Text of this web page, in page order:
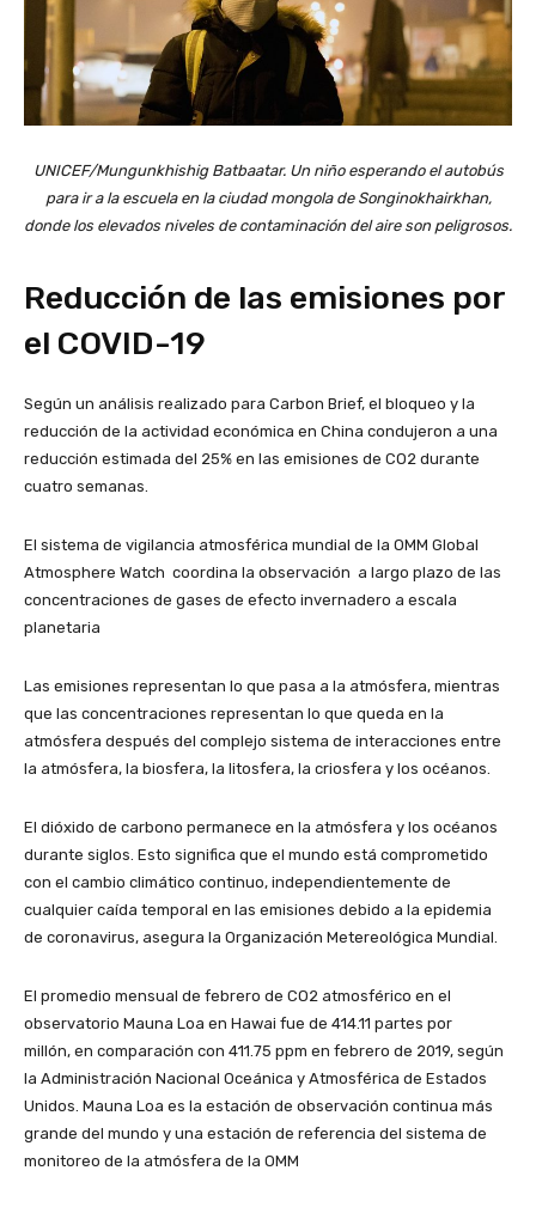
UNICEF/Mungunkhishig Batbaatar. Un niño esperando el autobús
para ir a la escuela en la ciudad mongola de Songinokhairkhan,
donde los elevados niveles de contaminación del aire son peligrosos.
Reducción de las emisiones por
el COVID-19
Según un análisis realizado para Carbon Brief, el bloqueo y la
reducción de la actividad económica en China condujeron a una
reducción estimada del 25% en las emisiones de CO2 durante
cuatro semanas.
El sistema de vigilancia atmosférica mundial de la OMM Global
Atmosphere Watch coordina la observación a largo plazo de las
concentraciones de gases de efecto invernadero a escala
planetaria
Las emisiones representan lo que pasa a la atmósfera, mientras
que las concentraciones representan lo que queda en la
atmósfera después del complejo sistema de interacciones entre
la atmósfera, la biosfera, la litosfera, la criosfera y los océanos.
El dióxido de carbono permanece en la atmósfera y los océanos
durante siglos. Esto significa que el mundo está comprometido
con el cambio climático continuo, independientemente de
cualquier caída temporal en las emisiones debido a la epidemia
de coronavirus, asegura la Organización Metereológica Mundial.
El promedio mensual de febrero de CO2 atmosférico en el
observatorio Mauna Loa en Hawai fue de 414.11 partes por
millón, en comparación con 411.75 ppm en febrero de 2019, según
la Administración Nacional Oceánica y Atmosférica de Estados
Unidos. Mauna Loa es la estación de observación continua más
grande del mundo y una estación de referencia del sistema de
monitoreo de la atmósfera de la OMM